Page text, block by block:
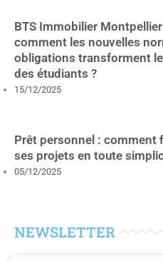
BTS Immobilier
comment les nouvelles
obligations transforment
des étudiants ?
15/12/2025
Prêt personnel : comment
ses projets en toute
05/12/2025
NEWSLETTER